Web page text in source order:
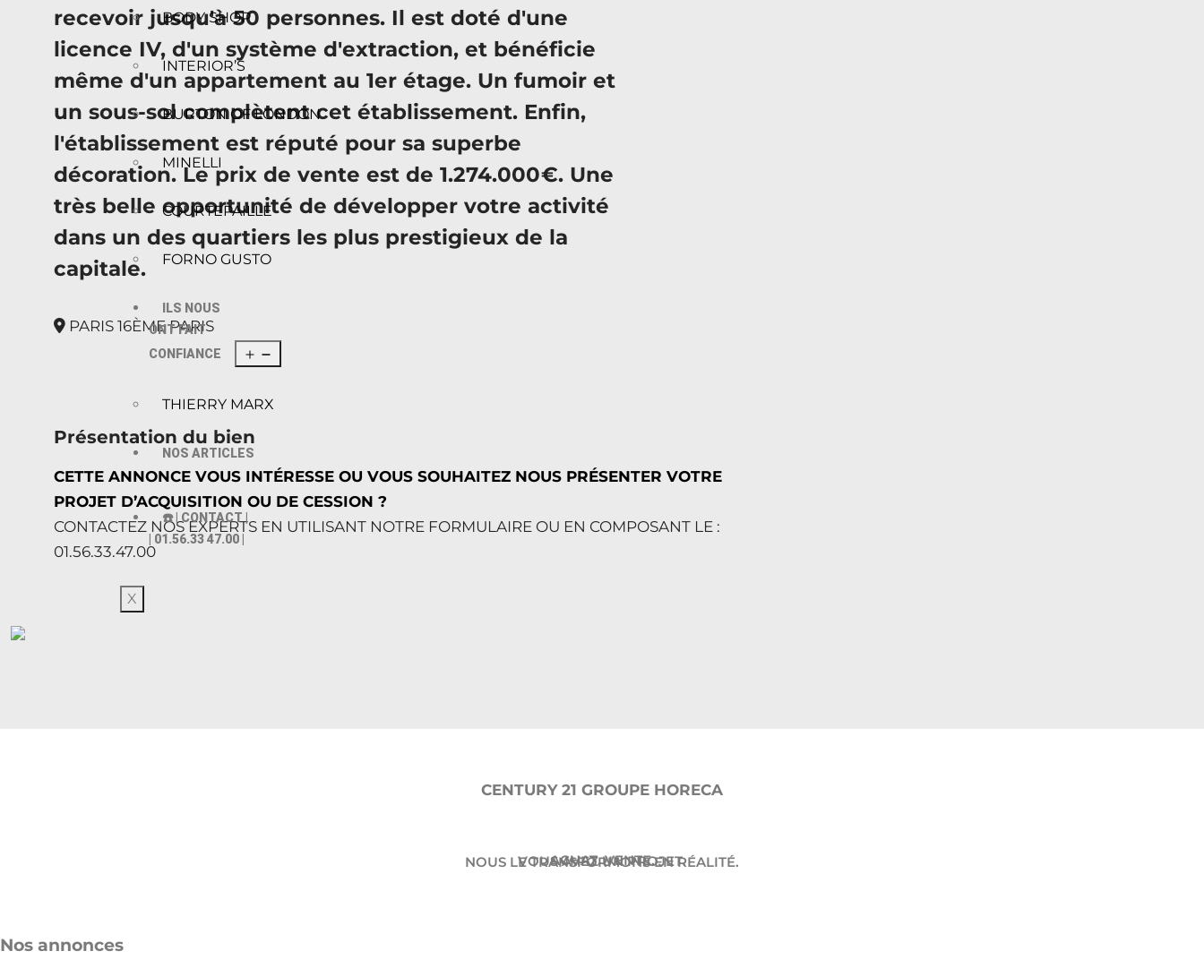
BODY SHOP
INTERIOR’S
BURTON OF LONDON
MINELLI
COURTEPAILLE
FORNO GUSTO
ILS NOUS
ONT FAIT
CONFIANCE
THIERRY MARX
NOS ARTICLES
☎️ | CONTACT |
| 01.56.33 47.00 |
X
recevoir jusqu'à 50 personnes. Il est doté d'une
licence IV, d'un système d'extraction, et bénéficie
même d'un appartement au 1er étage. Un fumoir et
un sous-sol complètent cet établissement. Enfin,
l'établissement est réputé pour sa superbe
décoration. Le prix de vente est de 1.274.000 €. Une
très belle opportunité de développer votre activité
dans un des quartiers les plus prestigieux de la
capitale.
PARIS 16ÈME PARIS
Présentation du bien
CETTE ANNONCE VOUS INTÉRESSE OU VOUS SOUHAITEZ NOUS PRÉSENTER VOTRE
PROJET D’ACQUISITION OU DE CESSION ?
CONTACTEZ NOS EXPERTS EN UTILISANT NOTRE FORMULAIRE OU EN COMPOSANT LE :
01.56.33.47.00
CENTURY 21 GROUPE HORECA
ACHAT. VENTE.
VOUS AVEZ UN PROJET.
NOUS LE TRANSFORMONS EN RÉALITÉ.
Nos annonces